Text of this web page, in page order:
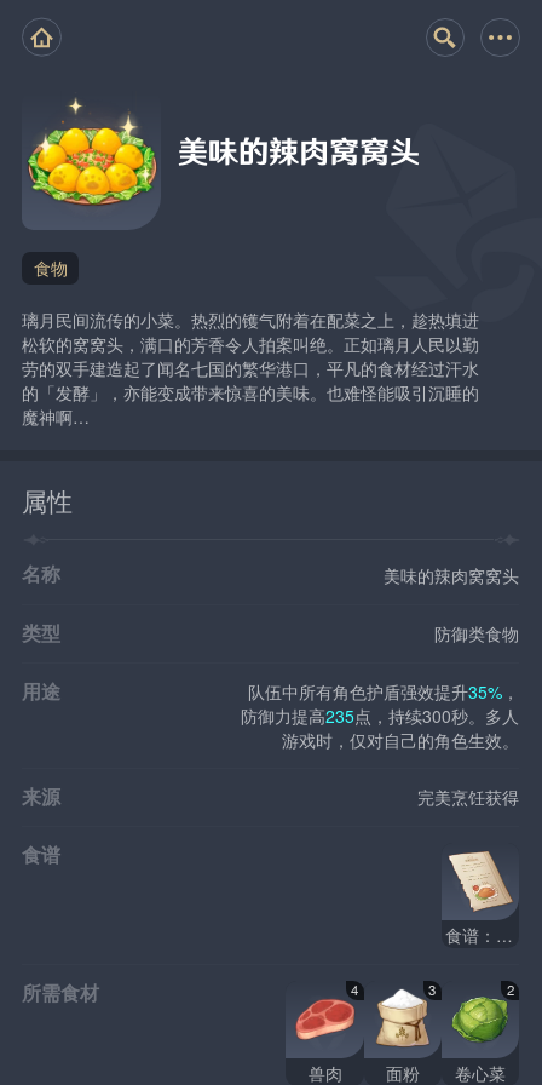
美味的辣肉窝窝头
食物
璃月民间流传的小菜。热烈的镬气附着在配菜之上，趁热填进
松软的窝窝头，满口的芳香令人拍案叫绝。正如璃月人民以勤
劳的双手建造起了闻名七国的繁华港口，平凡的食材经过汗水
的「发酵」，亦能变成带来惊喜的美味。也难怪能吸引沉睡的
魔神啊…
属性
名称 美味的辣肉窝窝头
类型 防御类食物
用途 队伍中所有角色护盾强效提升35% ，
防御力提高235点，持续300秒。多人
游戏时，仅对自己的角色生效。
来源 完美烹饪获得
食谱
食谱：辣肉窝窝头
所需食材 4
兽肉
3
面粉
2
卷心菜